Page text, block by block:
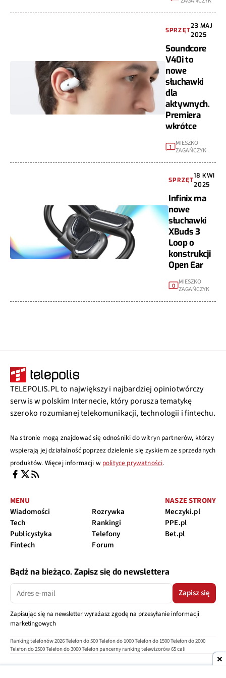
SPRZĘT
23 MAJ
2025
Soundcore
V40i to
nowe
słuchawki
dla
aktywnych.
Premiera
wkrótce
1
MIESZKO
ZAGAŃCZYK
SPRZĘT
18 KWI
2025
Infinix ma
nowe
słuchawki
XBuds 3
Loop o
konstrukcji
Open Ear
0
MIESZKO
ZAGAŃCZYK
TELEPOLIS.PL to największy i najbardziej opiniotwórczy
serwis w polskim Internecie, który porusza tematykę
szeroko rozumianej telekomunikacji, technologii i fintechu.
Na stronie mogą znajdować się odnośniki do witryn partnerów, którzy
wspierają jej działalność poprzez dzielenie się zyskiem ze sprzedanych
produktów. Więcej informacji w polityce prywatności.
MENU
Wiadomości
Tech
Publicystyka
Fintech
Rozrywka
Rankingi
Telefony
Forum
NASZE STRONY
Meczyki.pl
PPE.pl
Bet.pl
Bądź na bieżąco. Zapisz się do newslettera
Zapisz się
Zapisując się na newsletter wyrażasz zgodę na przesyłanie informacji
marketingowych
Ranking telefonów 2026Telefon do 500Telefon do 1000Telefon do 1500Telefon do 2000
Telefon do 2500Telefon do 3000Telefon pancerny ranking telewizorów 65 cali